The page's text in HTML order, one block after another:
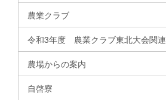
農業クラブ
令和3年度 農業クラブ東北大会関連
農場からの案内
自啓寮